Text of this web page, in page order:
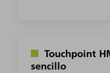
Touchpoint
sencillo